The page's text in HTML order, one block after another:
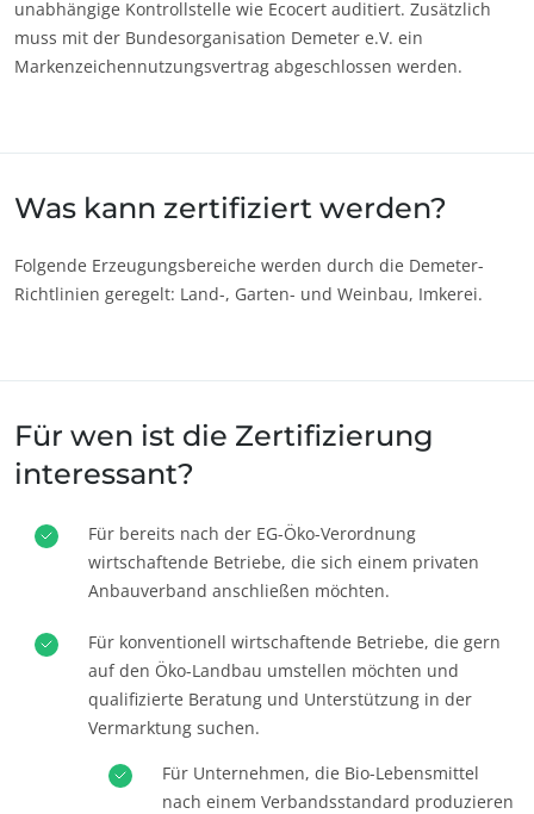
Food - Verarbeitung & Handel
Kosmetik
Textil
Wald und Holz
Haushaltsprodukte
unabhängige Kontrollstelle wie Ecocert auditiert. Zusätzlich
muss mit der Bundesorganisation Demeter e.V. ein
Markenzeichennutzungsvertrag abgeschlossen werden.
Was kann zertifiziert werden?
Folgende Erzeugungsbereiche werden durch die Demeter-
Richtlinien geregelt: Land-, Garten- und Weinbau, Imkerei.
Für wen ist die Zertifizierung
interessant?
Für bereits nach der EG-Öko-Verordnung
wirtschaftende Betriebe, die sich einem privaten
Anbauverband anschließen möchten.
Für konventionell wirtschaftende Betriebe, die gern
auf den Öko-Landbau umstellen möchten und
qualifizierte Beratung und Unterstützung in der
Vermarktung suchen.
Für Unternehmen, die Bio-Lebensmittel
nach einem Verbandsstandard produzieren